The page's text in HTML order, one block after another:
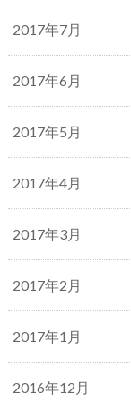
2017年7月
2017年6月
2017年5月
2017年4月
2017年3月
2017年2月
2017年1月
2016年12月